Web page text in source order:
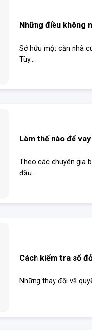
Những điều không
Sở hữu một căn nhà
Tùy...
Làm thế nào để
Theo các chuyên gia
đầu...
Cách kiểm tra sổ
Những thay đổi về